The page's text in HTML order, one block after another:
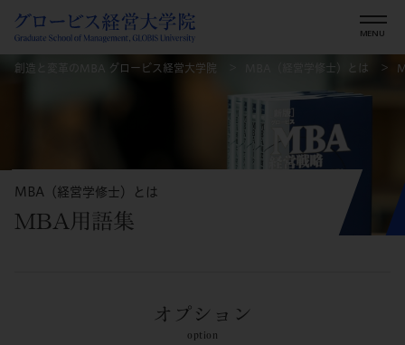
創造と変革のMBA グロービス経営大学院 MBA（経営学修士）とは
MBA（経営学修士）とは
MBA用語集
オプション
option